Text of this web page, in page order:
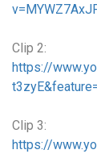
Clip 2:
https://
Clip 3:
https://